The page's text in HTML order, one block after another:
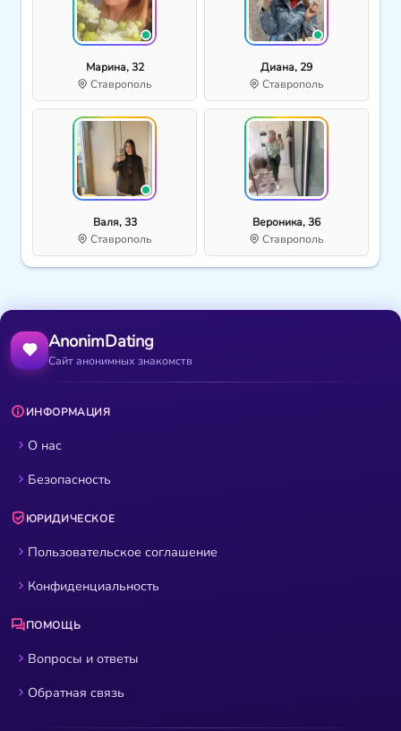
Марина, 32
Ставрополь
Диана, 29
Ставрополь
Валя, 33
Ставрополь
Вероника, 36
Ставрополь
AnonimDating
Сайт анонимных знакомств
ИНФОРМАЦИЯ
О нас
Безопасность
ЮРИДИЧЕСКОЕ
Пользовательское соглашение
Конфиденциальность
ПОМОЩЬ
Вопросы и ответы
Обратная связь